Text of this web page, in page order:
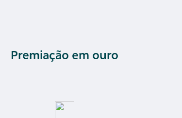
Premiação em ouro